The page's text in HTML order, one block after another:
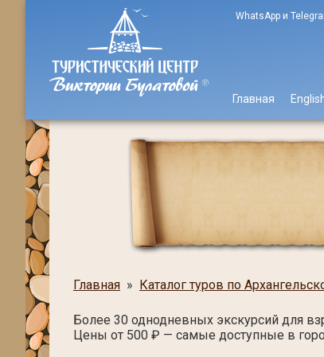
WhatsApp и
Главная
Главная » Каталог туров по
Более 30 однодневных экскурсий для
Цены от 500 ₽ — самые доступные в